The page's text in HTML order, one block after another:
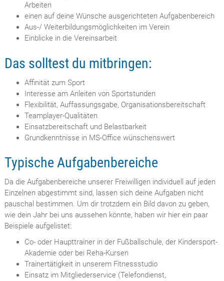
Arbeiten
einen auf deine Wünsche ausgerichteten Aufgabenbereich
Aus-/ Weiterbildungsmöglichkeiten im Verein
Einblicke in die Vereinsarbeit
Das solltest du mitbringen:
Affinität zum Sport
Interesse am Anleiten von Sportstunden
Flexibilität, Auffassungsgabe, Organisationsbereitschaft
Teamplayer-Qualitäten
Einsatzbereitschaft und Belastbarkeit
Grundkenntnisse in MS-Office wünschenswert
Typische Aufgabenbereiche
Da die Aufgabenbereiche unserer Freiwilligen individuell auf jeden
Einzelnen abgestimmt sind, lassen sich deine Aufgaben nicht
pauschal bestimmen. Um dir trotzdem ein Bild davon zu geben,
wie dein Jahr bei uns aussehen könnte, haben wir hier ein paar
Beispiele aufgelistet:
Co- oder Haupttrainer in der Fußballschule, der Kindersport-
Akademie oder bei Reha-Kursen
Trainertätigkeit in unserem Fitnessstudio
Einsatz im Mitgliederservice (Telefondienst,